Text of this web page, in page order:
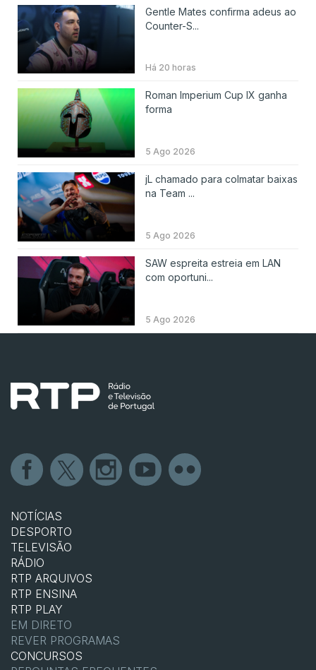
Gentle Mates confirma adeus ao
Counter-S...
Há 20 horas
Roman Imperium Cup IX ganha
forma
5 Ago 2026
jL chamado para colmatar baixas
na Team ...
5 Ago 2026
SAW espreita estreia em LAN
com oportuni...
5 Ago 2026
NOTÍCIAS
DESPORTO
TELEVISÃO
RÁDIO
RTP ARQUIVOS
RTP ENSINA
RTP PLAY
EM DIRETO
REVER PROGRAMAS
CONCURSOS